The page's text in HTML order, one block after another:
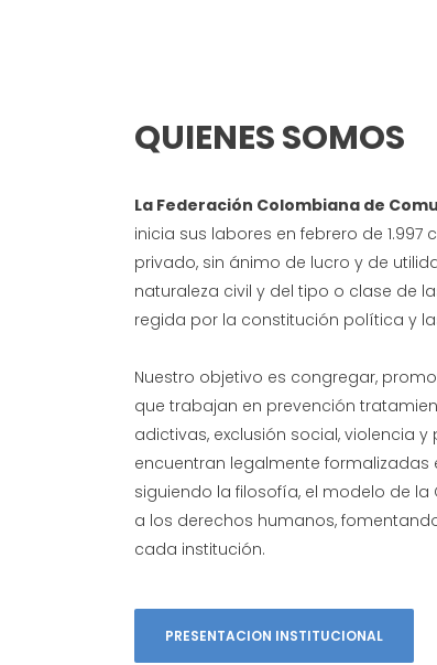
QUIENES SOMOS
La Federación Colombiana de
inicia sus labores en febrero de
privado, sin ánimo de lucro y de
naturaleza civil y del tipo o clase de
regida por la constitución política y
Nuestro objetivo es congregar,
que trabajan en prevención
adictivas, exclusión social, violencia
encuentran legalmente formalizadas
siguiendo la filosofía, el modelo de
a los derechos humanos,
cada institución.
PRESENTACION INSTITUCIONAL